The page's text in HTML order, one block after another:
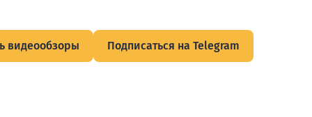
видеообзоры Подписаться на Telegram